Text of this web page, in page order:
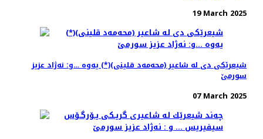
19 March 2025
شیعرێكی دی له ‌شاعیر (محه‌مه‌د قلینی)(*) یه‌وه‌ …و: نه‌ژاد عزیز
سورمێ
07 March 2025